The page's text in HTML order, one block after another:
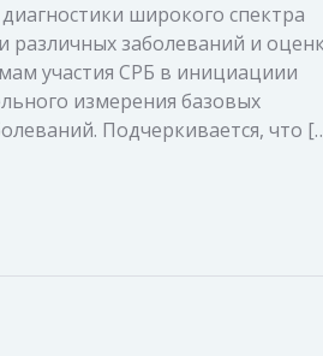
широкого спектра
различных заболеваний и
участия СРБ в инициациии
измерения базовых
Подчеркивается, что